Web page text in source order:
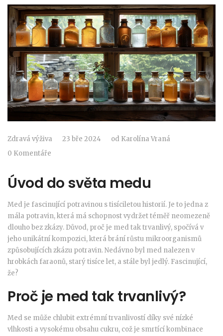
Zdravá výživa 23 bře 2024 od Karolína Vraná
0 Komentáře
Úvod do světa medu
Med je fascinující potravinou s tisíciletou historií. Je to jedna z
mála potravin, která má schopnost vydržet téměř neomezeně
dlouho bez zkázy. Důvod, proč je med tak trvanlivý, spočívá v
jeho unikátní kompozici, která brání růstu mikroorganismů
způsobujících zkázu potravin. Nedávno byl med nalezen v
hrobkách faraonů, starý tisíce let, a stále byl jedlý. Fascinující,
že?
Proč je med tak trvanlivý?
Med se může chlubit extrémní trvanlivostí díky své nízké
vlhkosti a vysokému obsahu cukru, což je smrtící kombinace